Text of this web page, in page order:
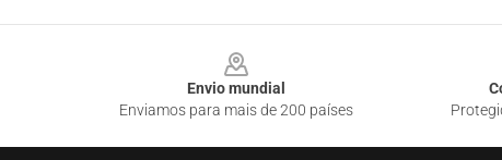
Envio mundial
Enviamos para mais de 200 países